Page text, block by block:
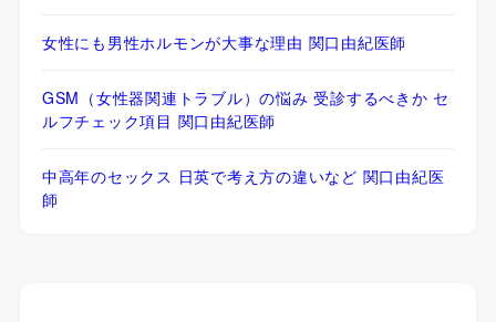
女性にも男性ホルモンが大事な理由 関口由紀医師
GSM（女性器関連トラブル）の悩み 受診するべきか セ
ルフチェック項目 関口由紀医師
中高年のセックス 日英で考え方の違いなど 関口由紀医
師